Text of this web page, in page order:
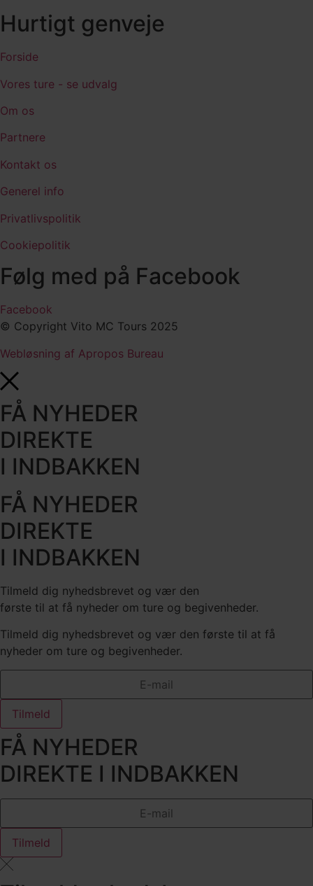
Hurtigt genveje
Forside
Vores ture - se udvalg
Om os
Partnere
Kontakt os
Generel info
Privatlivspolitik
Cookiepolitik
Følg med på Facebook
Facebook
© Copyright Vito MC Tours 2025
Webløsning af Apropos Bureau
FÅ NYHEDER
DIREKTE
I INDBAKKEN
FÅ NYHEDER
DIREKTE
I INDBAKKEN
Tilmeld dig nyhedsbrevet og vær den
første til at få nyheder om ture og begivenheder.
Tilmeld dig nyhedsbrevet og vær den første til at få
nyheder om ture og begivenheder.
Tilmeld
FÅ NYHEDER
DIREKTE I INDBAKKEN
Tilmeld